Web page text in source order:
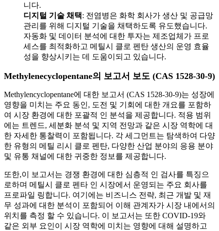
니다.
디지털 기술 채택: 전염병은 화학 회사가 생산 및 공급망
관리를 위해 디지털 기술을 채택하도록 유도했습니다.
자동화 및 데이터 분석에 대한 투자는 제조업체가 프로
세스를 최적화하고 메틸시 클로 펜탄 생산의 운영 효율
성을 향상시키는 데 도움이되고 있습니다.
Methylenecyclopentane의 보고서 보도 (CAS 1528-30-9)
Methylencyclopentane에 대한 보고서 (CAS 1528-30-9)는 성장에
영향을 미치는 주요 동인, 도전 및 기회에 대한 개요를 포함하
여 시장 환경에 대한 포괄적 인 분석을 제공합니다. 적용 범위
에는 트렌드, 세분화 분석 및 지역 전망과 같은 시장 역학에 대
한 자세한 통찰력이 포함됩니다. 각 세그먼트는 탐색하여 다양
한 유형의 메틸 리시 클로 펜탄, 다양한 산업 분야의 응용 분야
및 유통 채널에 대한 귀중한 정보를 제공합니다.
또한,이 보고서는 경쟁 환경에 대한 심층적 인 검사를 특징으
로하며 메틸시 클로 펜타 인 시장에서 운영되는 주요 회사를
프로파일 링합니다. 여기에는 비즈니스 전략, 최근 개발 및 재
무 성과에 대한 분석이 포함되어 이해 관계자가 시장 내에서의
위치를 ​​측정 할 수 있습니다. 이 보고서는 또한 COVID-19와
같은 외부 요인이 시장 역학에 미치는 영향에 대해 설명하고